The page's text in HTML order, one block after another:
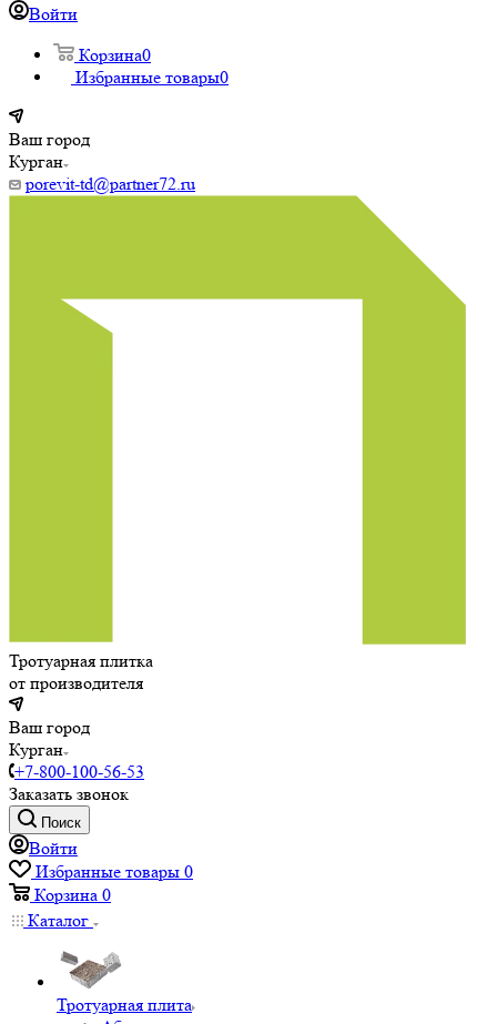
Войти
Корзина0
Избранные товары0
Ваш город
Курган
porevit-td@partner72.ru
Тротуарная плитка
от производителя
Ваш город
Курган
+7-800-100-56-53
Заказать звонок
Поиск
Войти
Избранные товары 0
Корзина 0
Каталог
Тротуарная плита